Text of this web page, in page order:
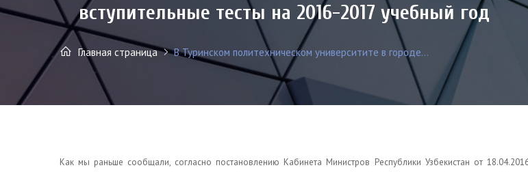
вступительные тесты на 2016-2017 учебный год
Главная страница В Туринском политехническом университите в городе...
Как мы раньше сообщали, согласно постановлению Кабинета Министров Республики Узбекистан от